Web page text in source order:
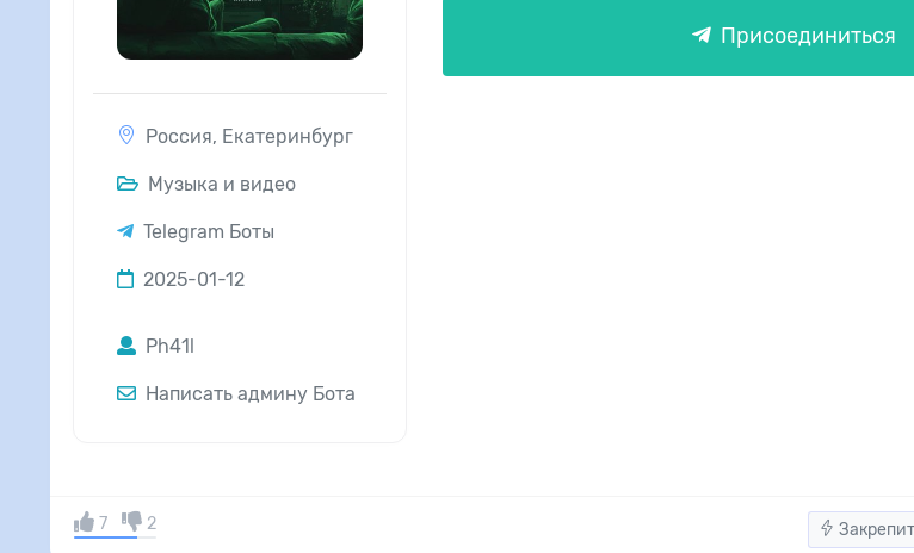
Россия, Екатеринбург
Музыка и видео
Telegram Боты
2025-01-12
Ph41l
Написать админу Бота
Присоединиться
7 2